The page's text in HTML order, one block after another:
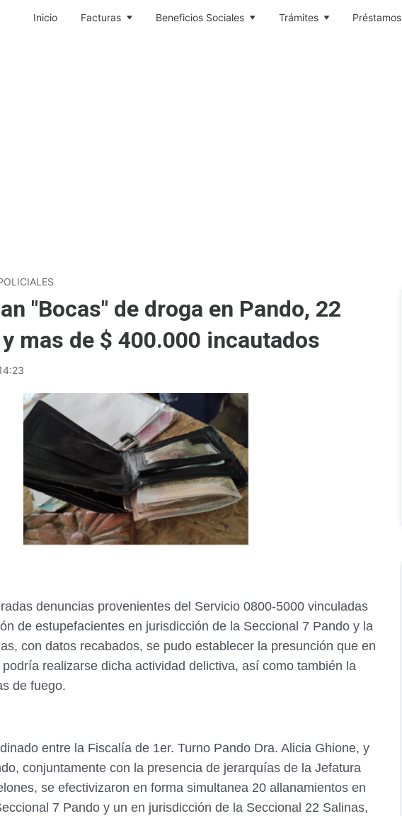
Inicio Facturas Beneficios Sociales Trámites Préstamos
"Bocas" de droga en Pando, 22
mas de $ 400.000 incautados
denuncias provenientes del Servicio 0800-5000 vinculadas
de estupefacientes en jurisdicción de la Seccional 7 Pando y la
con datos recabados, se pudo establecer la presunción que en
realizarse dicha actividad delictiva, así como también la
de fuego.
entre la Fiscalía de 1er. Turno Pando Dra. Alicia Ghione, y
conjuntamente con la presencia de jerarquías de la Jefatura
se efectivizaron en forma simultanea 20 allanamientos en
7 Pando y un en jurisdicción de la Seccional 22 Salinas,